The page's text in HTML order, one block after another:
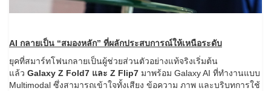
AI กลายเป็น “สมองหลัก” ที่ผลักประสบการณ์ให้เหนือระดับ
ยุคที่สมาร์ทโฟนกลายเป็นผู้ช่วยส่วนตัวอย่างแท้จริงเริ่มต้น
แล้ว Galaxy Z Fold7 และ Z Flip7 มาพร้อม Galaxy AI ที่ทำงานแบบ
Multimodal ซึ่งสามารถเข้าใจทั้งเสียง ข้อความ ภาพ และบริบทการใช้